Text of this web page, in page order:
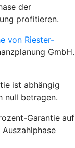
der
profitieren.
von Riester-
GmbH.
ist abhängig
null betragen.
Garantie auf